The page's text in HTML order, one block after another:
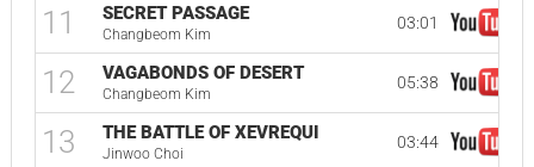
11 SECRET PASSAGE
Changbeom Kim
03:01
12 VAGABONDS OF DESERT
Changbeom Kim
05:38
13 THE BATTLE OF XEVREQUI
Jinwoo Choi
03:44